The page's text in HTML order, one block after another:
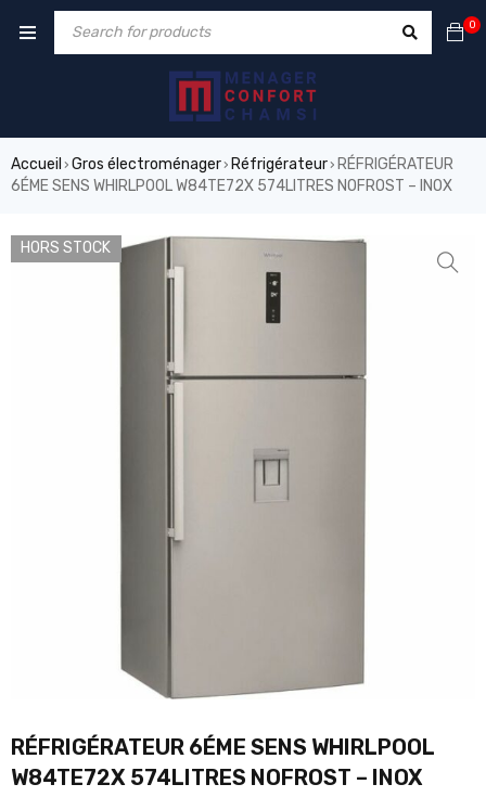
0
Accueil › Gros électroménager› Réfrigérateur› RÉFRIGÉRATEUR
6ÉME SENS WHIRLPOOL W84TE72X 574LITRES NOFROST – INOX
HORS STOCK
RÉFRIGÉRATEUR 6ÉME SENS WHIRLPOOL
W84TE72X 574LITRES NOFROST – INOX